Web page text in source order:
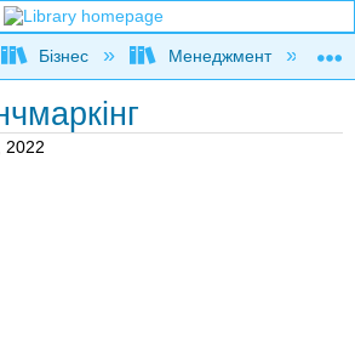
global hierarchy
Бізнес Менеджмент
2022